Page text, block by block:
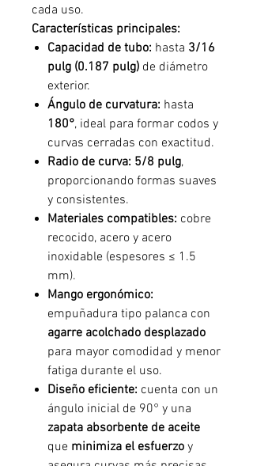
cada uso.
Características principales:
Capacidad de tubo: hasta 3/16
pulg (0.187 pulg) de diámetro
exterior.
Ángulo de curvatura: hasta
180°, ideal para formar codos y
curvas cerradas con exactitud.
Radio de curva: 5/8 pulg,
proporcionando formas suaves
y consistentes.
Materiales compatibles: cobre
recocido, acero y acero
inoxidable (espesores ≤ 1.5
mm).
Mango ergonómico:
empuñadura tipo palanca con
agarre acolchado desplazado
para mayor comodidad y menor
fatiga durante el uso.
Diseño eficiente: cuenta con un
ángulo inicial de 90° y una
zapata absorbente de aceite
que minimiza el esfuerzo y